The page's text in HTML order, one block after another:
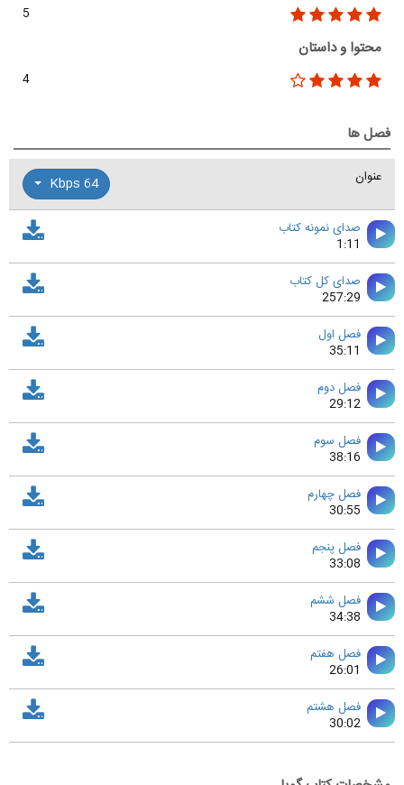
5
محتوا و داستان
4
فصل ها
عنوان 64 Kbps
صدای نمونه کتاب
1:11
صدای کل کتاب
257:29
فصل اول
35:11
فصل دوم
29:12
فصل سوم
38:16
فصل چهارم
30:55
فصل پنجم
33:08
فصل ششم
34:38
فصل هفتم
26:01
فصل هشتم
30:02